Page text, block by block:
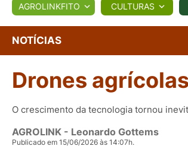
BIOLÓGICOS COTAÇÕES
Conversor Colunistas Eventos
e
AGROLINKFITO CULTURAS
NOTÍCIAS
Drones
O crescimento da tecnologia tornou
AGROLINK - Leonardo Gottems
Publicado em 15/06/2026 às 14:07h.